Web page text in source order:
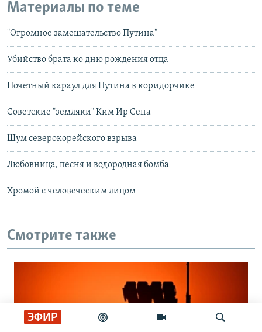
ЭФИР
Материалы по теме
"Огромное замешательство Путина"
Убийство брата ко дню рождения отца
Почетный караул для Путина в коридорчике
Советские "земляки" Ким Ир Сена
Шум северокорейского взрыва
Любовница, песня и водородная бомба
Хромой с человеческим лицом
Смотрите также